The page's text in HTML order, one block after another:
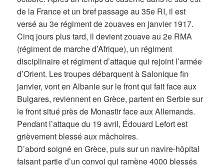
de la France et un bref passage au 35e RI, il est
versé au 3e régiment de zouaves en janvier 1917.
Cinq jours plus tard, il devient zouave au 2e RMA
(régiment de marche d’Afrique), un régiment
disciplinaire et régiment d’attaque qui rejoint l’armée
d’Orient. Les troupes débarquent à Salonique fin
janvier, vont en Albanie sur le front qui fait face aux
Bulgares, reviennent en Grèce, partent en Serbie sur
le front situé près de Monastir face aux Allemands.
Pendant l’attaque du 19 avril, Édouard Lefort est
grièvement blessé aux mâchoires.
D’abord soigné en Grèce, puis sur un navire-hôpital
faisant partie d’un convoi qui ramène 4000 blessés